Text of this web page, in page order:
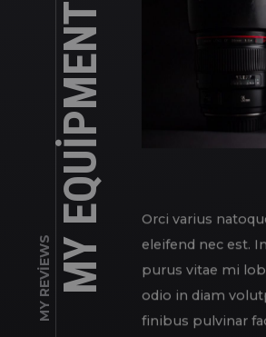
MY REVIEWSMY EQUIPMENT
Orci varius
eleifend nec est.
purus vitae mi
odio in diam
finibus pulvinar